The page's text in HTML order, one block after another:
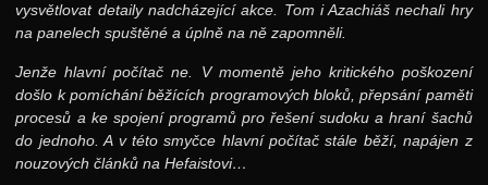
vysvětlovat detaily nadcházející akce. Tom i Azachiáš nechali hry
na panelech spuštěné a úplně na ně zapomněli.
Jenže hlavní počítač ne. V momentě jeho kritického poškození
došlo k pomíchání běžících programových bloků, přepsání paměti
procesů a ke spojení programů pro řešení sudoku a hraní šachů
do jednoho. A v této smyčce hlavní počítač stále běží, napájen z
nouzových článků na Hefaistovi…